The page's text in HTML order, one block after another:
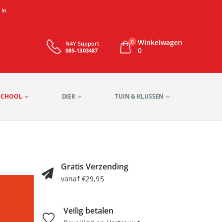
In
N4Y Support
085-1303487
0 Winkelwagen
0
DIER TUIN & KLUSSEN
Gratis Verzending
vanaf €29,95
Veilig betalen